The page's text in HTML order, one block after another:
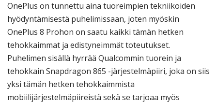
OnePlus on tunnettu aina tuoreimpien tekniikoiden
hyödyntämisestä puhelimissaan, joten myöskin
OnePlus 8 Prohon on saatu kaikki tämän hetken
tehokkaimmat ja edistyneimmät toteutukset.
Puhelimen sisällä hyrrää Qualcommin tuorein ja
tehokkain Snapdragon 865 -järjestelmäpiiri, joka on siis
yksi tämän hetken tehokkaimmista
mobiilijärjestelmäpiireistä sekä se tarjoaa myös